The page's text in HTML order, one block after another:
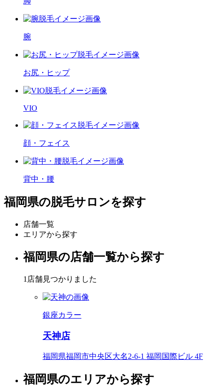
腕
お尻・ヒップ
VIO
顔・フェイス
背中・腰
福岡県の脱毛サロンを探す
店舗一覧
エリアから探す
福岡県の店舗一覧から探す
1店舗見つかりました
銀座カラー
天神店
福岡県福岡市中央区大名2-6-1 福岡国際ビル 4F
福岡県のエリアから探す